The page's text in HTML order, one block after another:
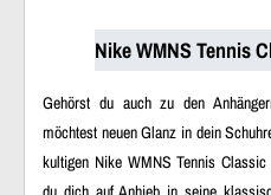
Nike WMNS Tennis
Gehörst du auch zu den
möchtest neuen Glanz in dein
kultigen Nike WMNS Tennis